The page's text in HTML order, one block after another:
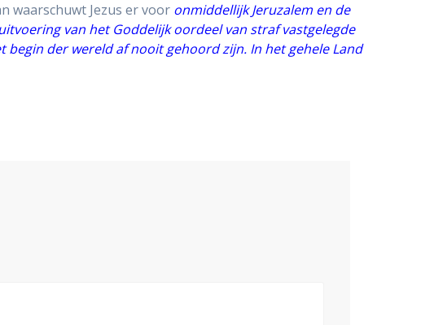
waarschuwt Jezus er voor onmiddellijkJeruzalem en de
van het Goddelijk oordeel van straf vastgelegde
der wereld af nooit gehoord zijn. In het gehele Land